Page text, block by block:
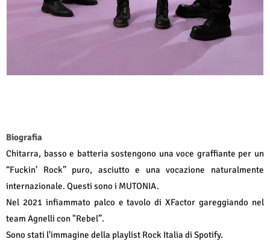
Biografia
Chitarra, basso e batteria sostengono una voce graffiante per un
“Fuckin’ Rock” puro, asciutto e una vocazione naturalmente
internazionale. Questi sono i MUTONIA.
Nel 2021 infiammato palco e tavolo di XFactor gareggiando nel
team Agnelli con "Rebel”.
Sono stati l'immagine della playlist Rock Italia di Spotify.